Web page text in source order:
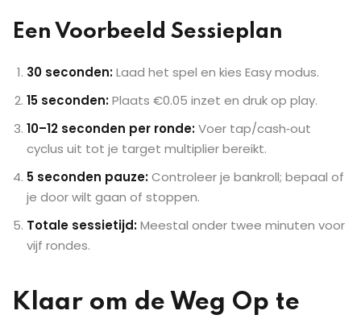
Een Voorbeeld Sessieplan
30 seconden:Laad het spel en kies Easy modus.
15 seconden:Plaats €0.05 inzet en druk op play.
10–12 seconden per ronde:Voer tap/cash‑out
cyclus uit tot je target multiplier bereikt.
5 seconden pauze:Controleer je bankroll; bepaal of
je door wilt gaan of stoppen.
Totale sessietijd:Meestal onder twee minuten voor
vijf rondes.
Klaar om de Weg Op te